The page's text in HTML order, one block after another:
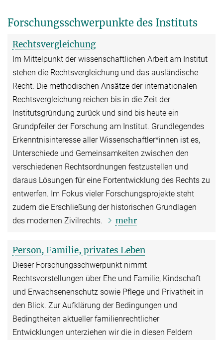
Forschungsschwerpunkte des Instituts
Rechtsvergleichung
Im Mittelpunkt der wissenschaftlichen Arbeit am Institut
stehen die Rechtsvergleichung und das ausländische
Recht. Die methodischen Ansätze der internationalen
Rechtsvergleichung reichen bis in die Zeit der
Institutsgründung zurück und sind bis heute ein
Grundpfeiler der Forschung am Institut. Grundlegendes
Erkenntnisinteresse aller Wissenschaftler*innen ist es,
Unterschiede und Gemeinsamkeiten zwischen den
verschiedenen Rechtsordnungen festzustellen und
daraus Lösungen für eine Fortentwicklung des Rechts zu
entwerfen. Im Fokus vieler Forschungsprojekte steht
zudem die Erschließung der historischen Grundlagen
des modernen Zivilrechts.
mehr
Person, Familie, privates Leben
Dieser Forschungsschwerpunkt nimmt
Rechtsvorstellungen über Ehe und Familie, Kindschaft
und Erwachsenenschutz sowie Pflege und Privatheit in
den Blick. Zur Aufklärung der Bedingungen und
Bedingtheiten aktueller familienrechtlicher
Entwicklungen unterziehen wir die in diesen Feldern